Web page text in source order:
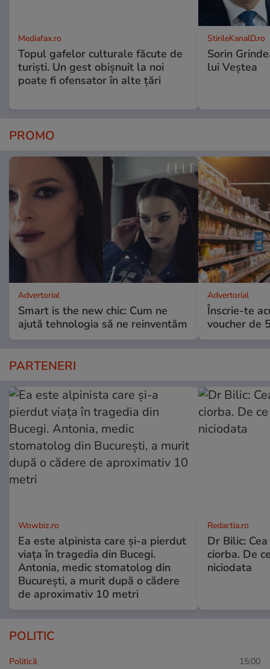
Mediafax.ro
Topul gafelor culturale făcute de
turiști. Un gest obișnuit la noi
poate fi ofensator în alte țări
StirileKanalD.ro
Sorin
lui Veștea
PROMO
Advertorial
Smart is the new chic: Cum ne
ajută tehnologia să ne reinventăm
Advertorial
Înscrie-te
voucher de
PARTENERI
Wowbiz.ro
Ea este alpinista care și-a pierdut
viața în tragedia din Bucegi.
Antonia, medic stomatolog din
București, a murit după o cădere
de aproximativ 10 metri
Redactia.ro
Dr Bilic:
ciorba. De
niciodata
POLITIC
Politică 15:00